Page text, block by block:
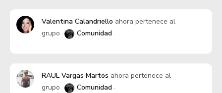
Valentina Calandriello ahora pertenece al
grupo
Comunidad
RAUL Vargas Martos ahora pertenece al
grupo
Comunidad